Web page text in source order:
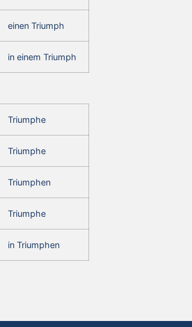
einen Triumph
in einem Triumph
Triumphe
Triumphe
Triumphen
Triumphe
in Triumphen